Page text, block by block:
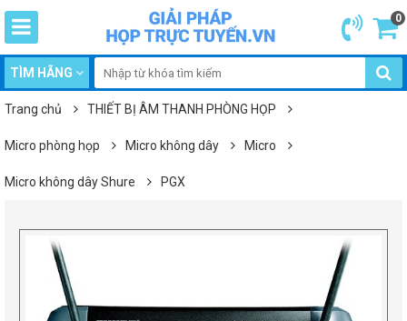
0
TÌM HÃNG
Trang chủ THIẾT BỊ ÂM THANH PHÒNG HỌP
Micro phòng họp Micro không dây Micro
Micro không dây Shure PGX